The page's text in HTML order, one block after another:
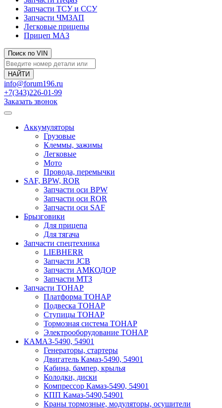
Запчасти ТСУ и ССУ
Запчасти ЧМЗАП
Легковые прицепы
Прицеп МАЗ
Поиск по VIN
info@forum196.ru
+7(343)226-01-99
Заказать звонок
Аккумуляторы
Грузовые
Клеммы, зажимы
Легковые
Мото
Провода, перемычки
SAF, BPW, ROR
Запчасти оси BPW
Запчасти оси ROR
Запчасти оси SAF
Брызговики
Для прицепа
Для тягача
Запчасти спецтехника
LIEBHERR
Запчасти JCB
Запчасти АМКОДОР
Запчасти МТЗ
Запчасти ТОНАР
Платформа ТОНАР
Подвеска ТОНАР
Ступицы ТОНАР
Тормозная система ТОНАР
Электрооборудование ТОНАР
КАМАЗ-5490, 54901
Генераторы, стартеры
Двигатель Камаз-5490, 54901
Кабина, бампер, крылья
Колодки, диски
Компрессор Камаз-5490, 54901
КПП Камаз-5490,54901
Краны тормозные, модуляторы, осушители